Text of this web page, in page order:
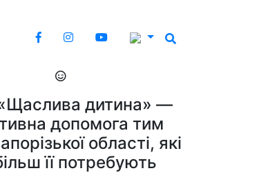
дитина» —
допомога тим
області, які
її потребують